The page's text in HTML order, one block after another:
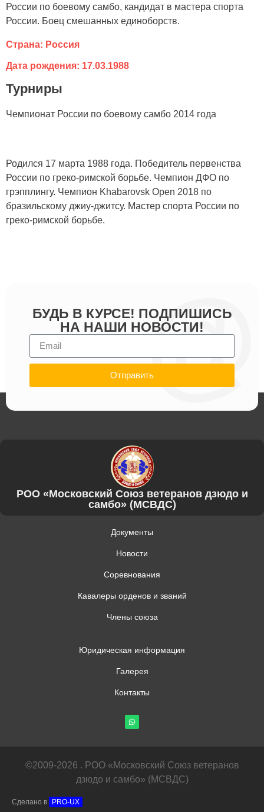
России по боевому самбо, кандидат в мастера спорта
России. Боец смешанных единоборств.
Страна: Россия
Дата рождения: 17.03.1988
Турниры
Чемпионат России по боевому самбо 2014 года
Родился 17 марта 1988 года. Победитель первенства
России по греко-римской борьбе. Чемпион ДФО по
грэпплингу. Чемпион Khabarovsk Open 2018 по
бразильскому джиу-джитсу. Мастер спорта России по
греко-римской борьбе.
БУДЬ В КУРСЕ! ПОДПИШИСЬ
НА НАШИ НОВОСТИ!
Отправить
РОО «Московский Союз ветеранов дзюдо и
самбо» (МСВДС)
Документы
Новости
Соревнования
Кавалеры орденов и званий
Члены союза
Юридическая информация
Галерея
Контакты
©2009-2026 . РОО «Московский Союз ветеранов
дзюдо и самбо» (МСВДС)
Сделано в PRO-UX